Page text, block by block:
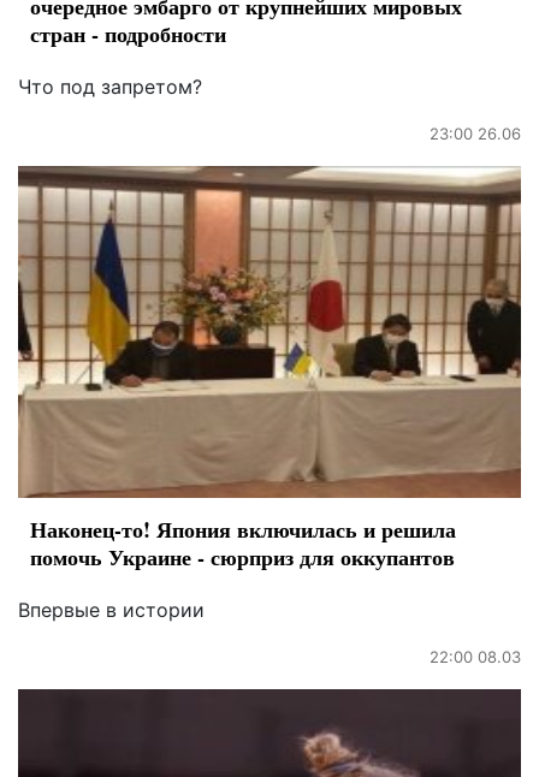
очередное эмбарго от крупнейших мировых
стран - подробности
Что под запретом?
23:00 26.06
Наконец-то! Япония включилась и решила
помочь Украине - сюрприз для оккупантов
Впервые в истории
22:00 08.03